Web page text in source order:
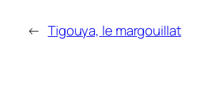
← Tigouya, le margouillat